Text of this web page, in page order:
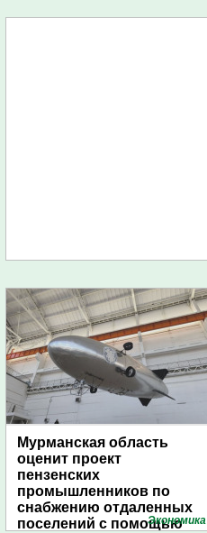
Мурманская область
оценит проект
пензенских
промышленников по
снабжению отдаленных
поселений с помощью
Экономика